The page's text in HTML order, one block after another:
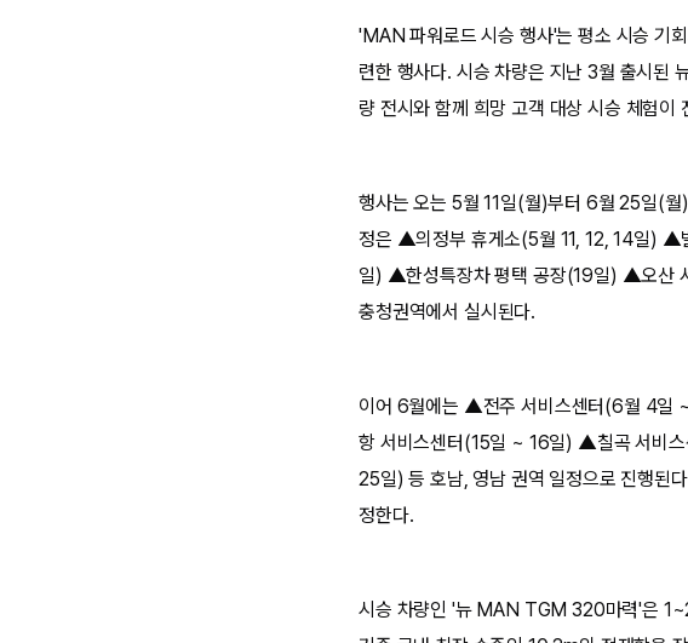
'MAN 파워로드 시승 행사'는 평소 시승 기
련한 행사다. 시승 차량은 지난 3월 출시
량 전시와 함께 희망 고객 대상 시승 체험이
행사는 오는 5월 11일(월)부터 6월 25일(월
정은 ▲의정부 휴게소(5월 11, 12, 14일)
일) ▲한성특장차 평택 공장(19일) ▲오산
충청권역에서 실시된다.
이어 6월에는 ▲전주 서비스센터(6월 4
항 서비스센터(15일 ~ 16일) ▲칠곡 서비
25일) 등 호남, 영남 권역 일정으로 진행된
정한다.
시승 차량인 '뉴 MAN TGM 320마력'은